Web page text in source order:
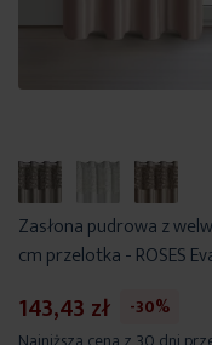
Zasłona pudrowa z
cm przelotka - ROSES
143,43 zł
-30%